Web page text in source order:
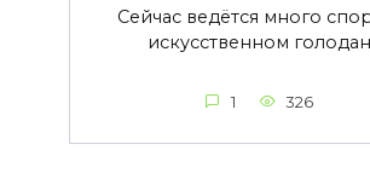
Сейчас ведётся много
искусственном
1 326